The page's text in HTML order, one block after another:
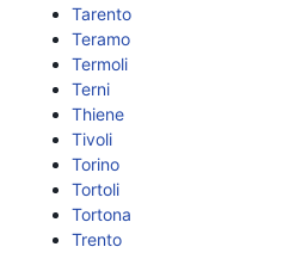
Tarento
Teramo
Termoli
Terni
Thiene
Tivoli
Torino
Tortoli
Tortona
Trento